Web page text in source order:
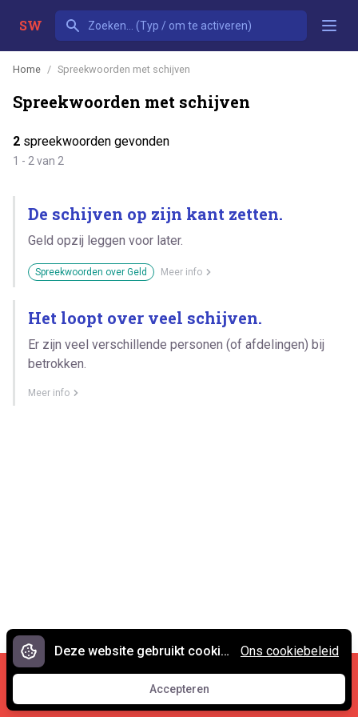
SW
Home Spreekwoorden met schijven
Spreekwoorden met schijven
2 spreekwoorden gevonden
1 - 2 van 2
De schijven op zijn kant zetten.
Geld opzij leggen voor later.
Spreekwoorden over Geld Meer info
Het loopt over veel schijven.
Er zijn veel verschillende personen (of afdelingen) bij
betrokken.
Meer info
Cookies en privacy •
Contact
© 2007 - 2026 Spreekwoorden.nl
Deze website gebruikt cookies.
Accepteren
Accepteren
Ons cookiebeleid